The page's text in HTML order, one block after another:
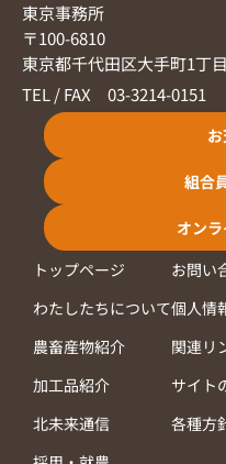
東京事務所
〒100-6810
東京都千代田区大手町1丁
TEL / FAX 03-3214-0151
組合
オン
トップページ
わたしたちについて
農畜産物紹介
加工品紹介
北未来通信
お問い
個人情
関連リ
サイト
各種方